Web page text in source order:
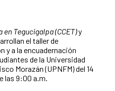
Tegucigalpa (CCET)y
el taller de
y a la encuadernación
de la Universidad
Morazán (UPNFM) del 14
las 9:00 a.m.